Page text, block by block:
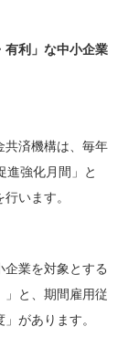
有利」な中小企業
共済機構は、毎年
進強化月間」と
います。
業を対象とする
」と、期間雇用従
があります。